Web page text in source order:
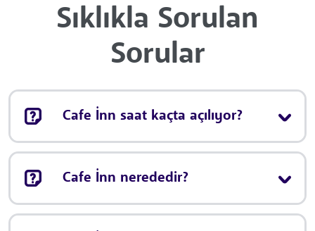
Sıklıkla Sorulan
Sorular
Cafe İnn saat kaçta açılıyor?
Cafe İnn nerededir?